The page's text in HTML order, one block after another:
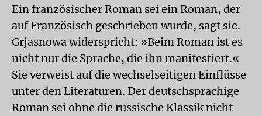
Ein französischer Roman sei ein Roman, der
auf Französisch geschrieben wurde, sagt sie.
Grjasnowa widerspricht: »Beim Roman ist es
nicht nur die Sprache, die ihn manifestiert.«
Sie verweist auf die wechselseitigen Einflüsse
unter den Literaturen. Der deutschsprachige
Roman sei ohne die russische Klassik nicht